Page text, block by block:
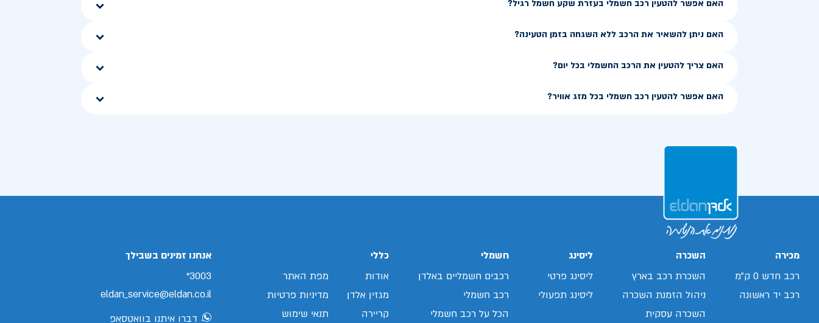
האם אפשר להטעין רכב חשמלי בעזרת שקע חשמל רגיל?
האם ניתן להשאיר את הרכב ללא השגחה בזמן הטעינה?
האם צריך להטעין את הרכב החשמלי בכל יום?
האם אפשר להטעין רכב חשמלי בכל מזג אוויר?
מכירה
רכב חדש 0 ק"מ
רכב יד ראשונה
השכרה
השכרת רכב בארץ
ניהול הזמנת השכרה
השכרה עסקית
ליסינג
ליסינג פרטי
ליסינג תפעולי
חשמלי
רכבים חשמליים באלדן
רכב חשמלי
הכל על רכב חשמלי
כללי
אודות
מגזין אלדן
קריירה
מפת האתר
מדיניות פרטיות
תנאי שימוש
אנחנו זמינים בשבילך
3003*
eldan_service@eldan.co.il
דברו איתנו בוואטסאפ